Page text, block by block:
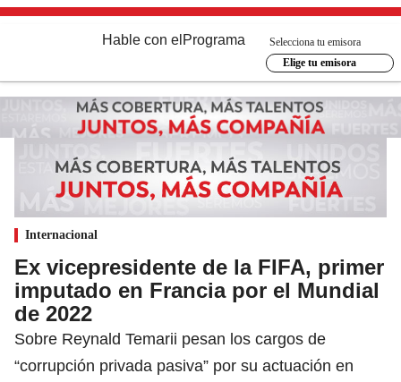
Hable con el Programa
Selecciona tu emisora
Elige tu emisora
Internacional
Ex vicepresidente de la FIFA, primer
imputado en Francia por el Mundial
de 2022
Sobre Reynald Temarii pesan los cargos de
“corrupción privada pasiva” por su actuación en